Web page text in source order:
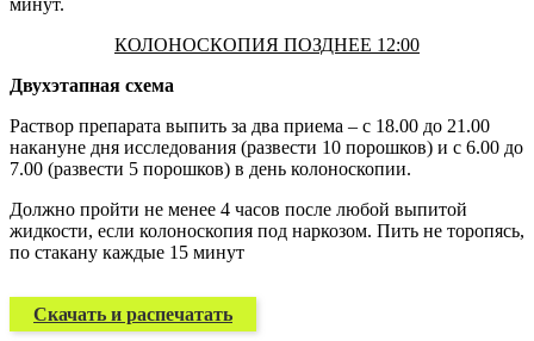
КОЛОНОСКОПИЯ ПОЗДНЕЕ 12:00
Двухэтапная схема
Раствор препарата выпить за два приема – с 18.00 до 21.00
накануне дня исследования (развести 10 порошков) и с 6.00 до
7.00 (развести 5 порошков) в день колоноскопии.
Должно пройти не менее 4 часов после любой выпитой
жидкости, если колоноскопия под наркозом. Пить не торопясь,
по стакану каждые 15 минут
Скачать и распечатать